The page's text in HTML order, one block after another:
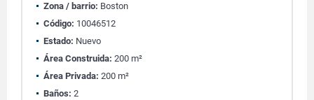
Zona / barrio: Boston
Código: 10046512
Estado: Nuevo
Área Construida: 200 m²
Área Privada: 200 m²
Baños: 2